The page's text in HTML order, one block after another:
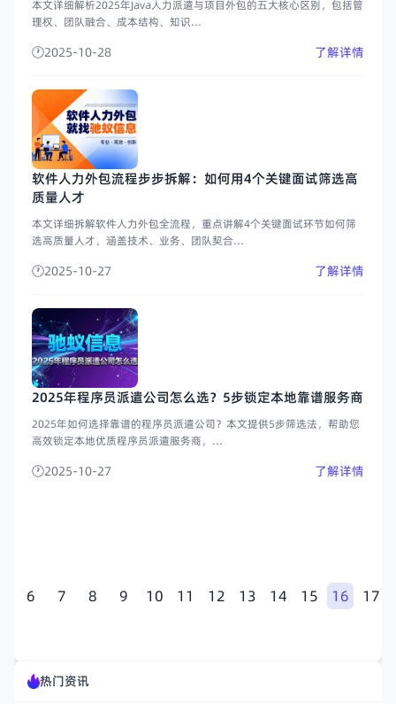
本文详细解析2025年Java人力派遣与项目外包的五大核心区别，包括管
理权、团队融合、成本结构、知识...
2025-10-28 了解详情
软件人力外包流程步步拆解：如何用4个关键面试筛选高
质量人才
本文详细拆解软件人力外包全流程，重点讲解4个关键面试环节如何筛
选高质量人才，涵盖技术、业务、团队契合...
2025-10-27 了解详情
2025年程序员派遣公司怎么选？5步锁定本地靠谱服务商
2025年如何选择靠谱的程序员派遣公司？本文提供5步筛选法，帮助您
高效锁定本地优质程序员派遣服务商，...
2025-10-27 了解详情
6 7 8 9 10 11 12 13 14 15 16 17
热门资讯